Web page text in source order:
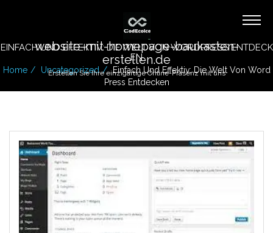
website-mit-homepage-baukasten-
erstellen.de
Erstellen Sie Ihre einzigartige Online-Präsenz mit uns
EINFACH UND EFFEKTIV: DIE WELT VON WORDPRESS ENTDECK
EN
Home Uncategorized
Einfach Und Effektiv: Die Welt Von Word
Press Entdecken